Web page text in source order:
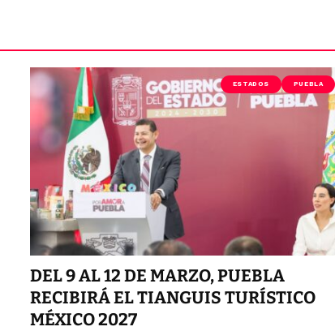
ESTADOS PUEBLA
DEL 9 AL 12 DE MARZO, PUEBLA
RECIBIRÁ EL TIANGUIS TURÍSTICO
MÉXICO 2027